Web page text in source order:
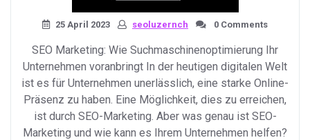
25 April 2023 seoluzernch 0 Comments
SEO Marketing: Wie Suchmaschinenoptimierung Ihr
Unternehmen voranbringt In der heutigen digitalen Welt
ist es für Unternehmen unerlässlich, eine starke Online-
Präsenz zu haben. Eine Möglichkeit, dies zu erreichen,
ist durch SEO-Marketing. Aber was genau ist SEO-
Marketing und wie kann es Ihrem Unternehmen helfen?